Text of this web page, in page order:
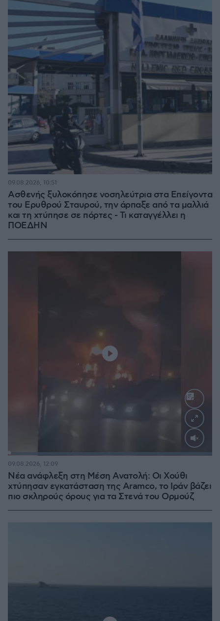
Ασθενής ξυλοκόπησε νοσηλεύτρια στα Επείγοντα
του Ερυθρού Σταυρού, την άρπαξε από τα μαλλιά
και τη χτύπησε σε πόρτες - Τι καταγγέλλει η
ΠΟΕΔΗΝ
09.08.2026, 10:51
Loaded:
Νέα ανάφλεξη στη Μέση Ανατολή: Οι Χούθι
χτύπησαν εγκατάσταση της Aramco, το Ιράν βάζει
πιο σκληρούς όρους για τα Στενά του Ορμούζ
09.08.2026, 12:09